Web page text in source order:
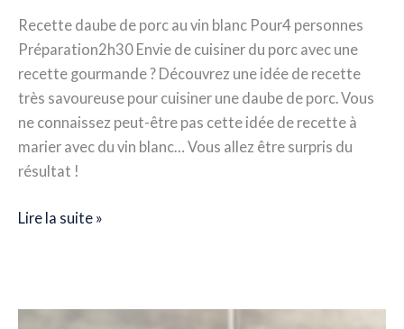
Recette daube de porc au vin blanc Pour4 personnes
Préparation2h30 Envie de cuisiner du porc avec une
recette gourmande ? Découvrez une idée de recette
très savoureuse pour cuisiner une daube de porc. Vous
ne connaissez peut-être pas cette idée de recette à
marier avec du vin blanc… Vous allez être surpris du
résultat !
Lire la suite »